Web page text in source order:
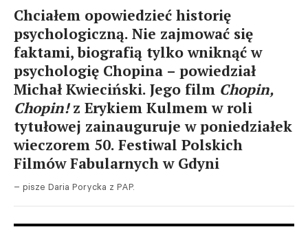
Chciałem opowiedzieć historię
psychologiczną. Nie zajmować się
faktami, biografią tylko wniknąć w
psychologię Chopina – powiedział
Michał Kwieciński. Jego film Chopin,
Chopin!z Erykiem Kulmem w roli
tytułowej zainauguruje w poniedziałek
wieczorem 50. Festiwal Polskich
Filmów Fabularnych w Gdyni
– pisze Daria Porycka z PAP.